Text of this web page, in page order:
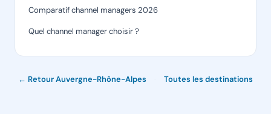
Comparatif channel managers 2026
Quel channel manager choisir ?
← Retour Auvergne-Rhône-Alpes Toutes les destinations